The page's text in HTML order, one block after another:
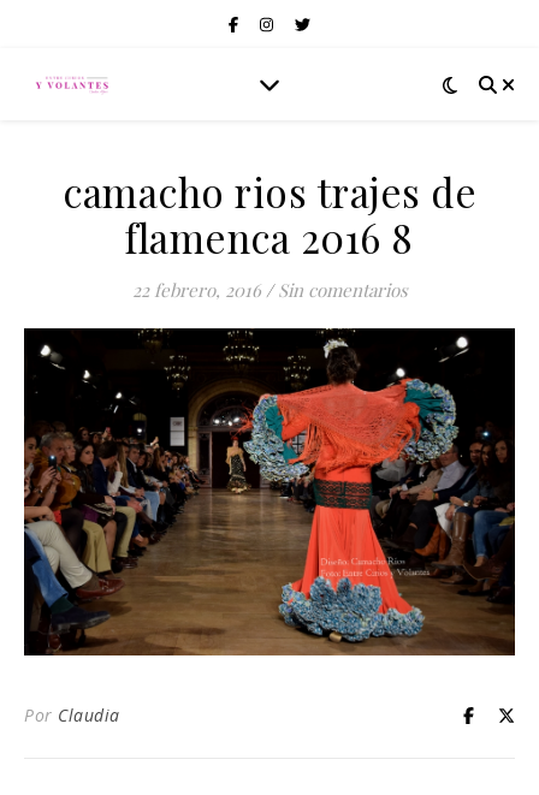
camacho rios trajes de
flamenca 2016 8
22 febrero, 2016 / Sin comentarios
Por Claudia